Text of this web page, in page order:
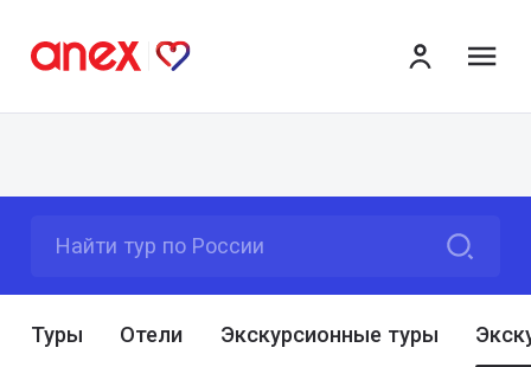
Найти тур по России
Туры Отели Экскурсионные туры